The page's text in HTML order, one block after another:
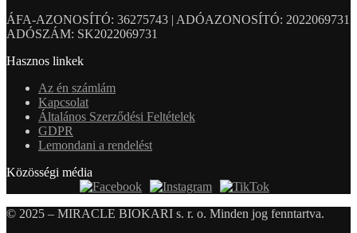
ÁFA-AZONOSÍTÓ: 36275743 | ADÓAZONOSÍTÓ: 2022069731
ADÓSZÁM: SK2022069731
Hasznos linkek
Az én számlám
Kapcsolat
Általános Szerződési Feltételek
GDPR
Lemondani a rendelést
Közösségi média
© 2025 – MIRACLE BIOKARI s. r. o. Minden jog fenntartva.